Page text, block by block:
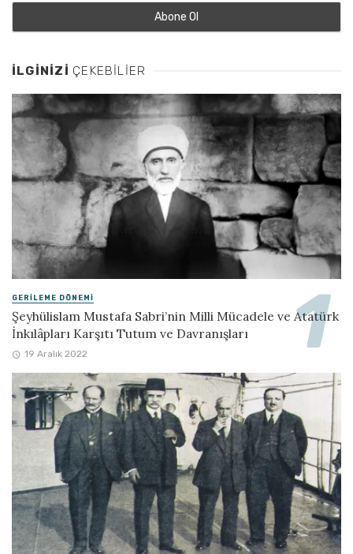
İLGINIZI ÇEKEBILIER
GERILEME DÖNEMI
Şeyhülislam Mustafa Sabri’nin Milli Mücadele ve Atatürk
İnkılâpları Karşıtı Tutum ve Davranışları
19 Aralık 2022